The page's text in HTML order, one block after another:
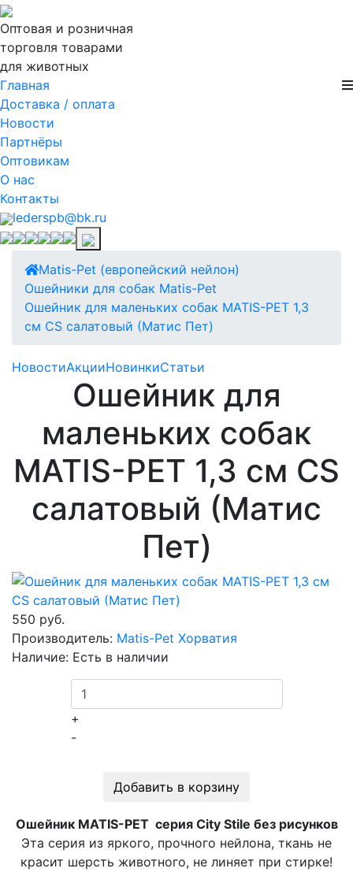
Оптовая и розничная
торговля товарами
для животных
Главная
Доставка / оплата
Новости
Партнёры
Оптовикам
О нас
Контакты
lederspb@bk.ru
Matis-Pet (европейский нейлон)
Ошейники для собак Matis-Pet
Ошейник для маленьких собак MATIS-PET 1,3
см CS салатовый (Матис Пет)
НовостиАкцииНовинкиСтатьи
Ошейник для
маленьких собак
MATIS-PET 1,3 см CS
салатовый (Матис
Пет)
550 руб.
Производитель: Matis-Pet Хорватия
Наличие: Есть в наличии
+
-
Добавить в корзину
Ошейник MATIS-PET серия City Stile без рисунков
Эта серия из яркого, прочного нейлона, ткань не
красит шерсть животного, не линяет при стирке!